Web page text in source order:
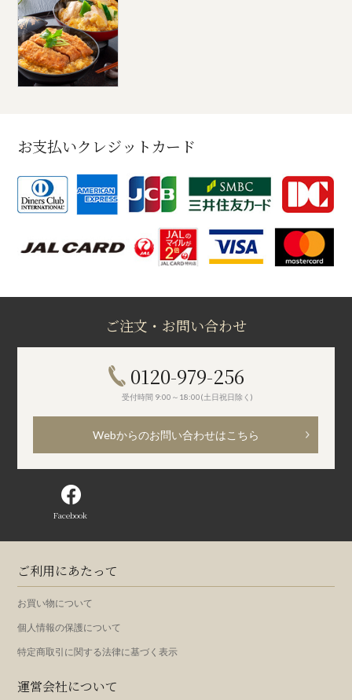
お支払いクレジットカード
ご注文・お問い合わせ
0120-979-256
受付時間 9:00～18:00(土日祝日除く)
Webからのお問い合わせはこちら
Facebook
ご利用にあたって
お買い物について
個人情報の保護について
特定商取引に関する法律に基づく表示
運営会社について